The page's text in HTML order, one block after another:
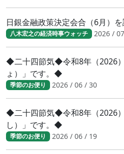
日銀金融政策決定会合（6月）を
八木宏之の経済時事ウォッチ 2026 /
◆二十四節気◆令和8年（2026
ょ）」です。◆
季節のお便り 2026 / 06 / 30
◆二十四節気◆令和8年（2026
し）」です。◆
季節のお便り 2026 / 06 / 19